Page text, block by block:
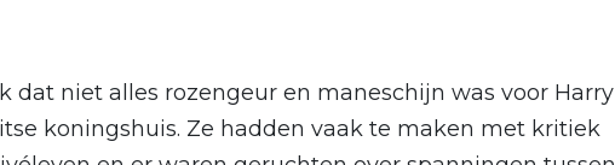
dat niet alles rozengeur en maneschijn was voor Harry
koningshuis. Ze hadden vaak te maken met kritiek